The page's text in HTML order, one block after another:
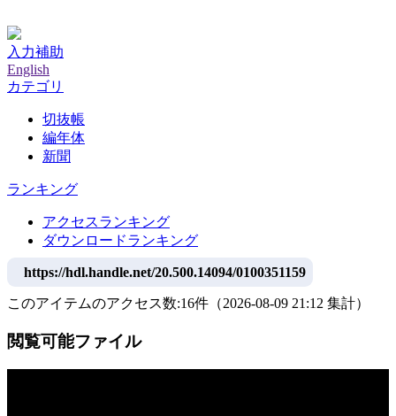
入力補助
English
カテゴリ
切抜帳
編年体
新聞
ランキング
アクセスランキング
ダウンロードランキング
https://hdl.handle.net/20.500.14094/0100351159
このアイテムのアクセス数:16件 （2026-08-09 21:12 集計）
閲覧可能ファイル